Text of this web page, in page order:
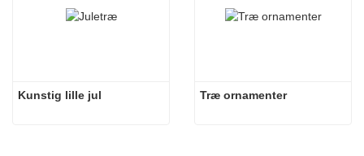
Kunstig lille jul Træ ornamenter